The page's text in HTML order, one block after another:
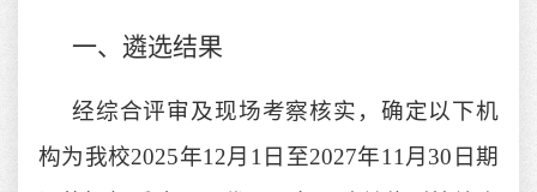
一、遴选结果
经综合评审及现场考察核实，确定以下机
构为我校2025年12月1日至2027年11月30日期